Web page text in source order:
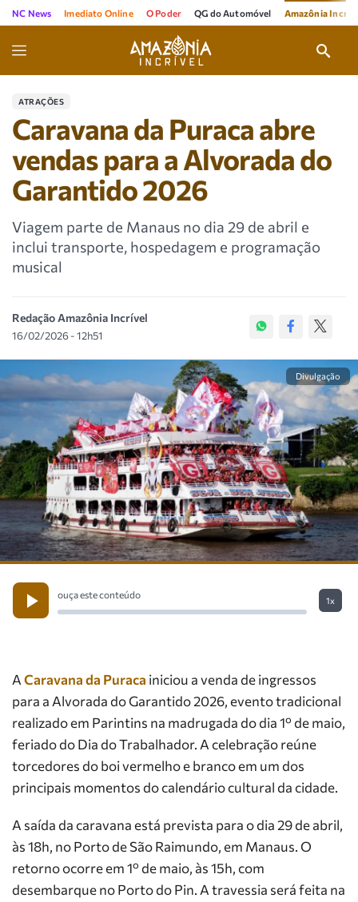
NC News Imediato Online O Poder QG do Automóvel Amazônia
ATRAÇÕES
Caravana da Puraca abre
vendas para a Alvorada do
Garantido 2026
Viagem parte de Manaus no dia 29 de abril e
inclui transporte, hospedagem e programação
musical
Redação Amazônia Incrível
16/02/2026 - 12h51
Divulgação
ouça este conteúdo
1x
ACaravana da Puraca iniciou a venda de ingressos
para a Alvorada do Garantido 2026, evento tradicional
realizado em Parintins na madrugada do dia 1º de maio,
feriado do Dia do Trabalhador. A celebração reúne
torcedores do boi vermelho e branco em um dos
principais momentos do calendário cultural da cidade.
A saída da caravana está prevista para o dia 29 de abril,
às 18h, no Porto de São Raimundo, em Manaus. O
retorno ocorre em 1º de maio, às 15h, com
desembarque no Porto do Pin. A travessia será feita na